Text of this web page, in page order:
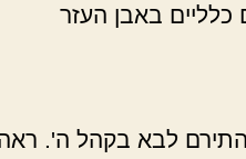
כלליים באבן העזר
לבא בקהל ה'. ראה